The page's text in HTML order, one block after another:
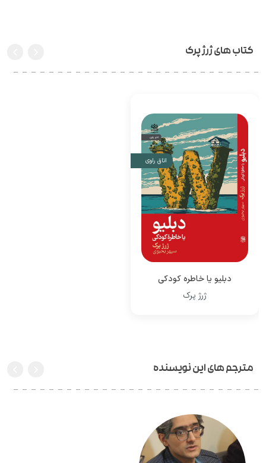
کتاب های ژرژ پرک
اتاق راوی
دبلیو یا خاطره کودکی
ژرژ پرک
مترجم های این نویسنده